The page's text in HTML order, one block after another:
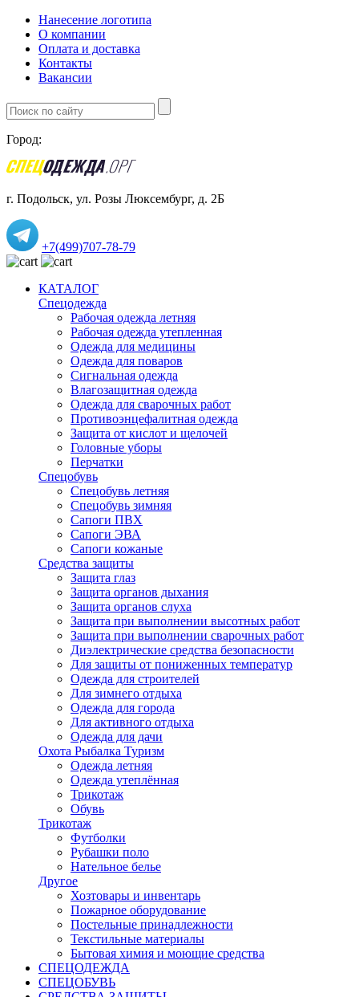
Нанесение логотипа
О компании
Оплата и доставка
Контакты
Вакансии
Город:
г. Подольск, ул. Розы Люксембург, д. 2Б
+7(499)707-78-79
КАТАЛОГ
Спецодежда
Рабочая одежда летняя
Рабочая одежда утепленная
Одежда для медицины
Одежда для поваров
Сигнальная одежда
Влагозащитная одежда
Одежда для сварочных работ
Противоэнцефалитная одежда
Защита от кислот и щелочей
Головные уборы
Перчатки
Спецобувь
Спецобувь летняя
Спецобувь зимняя
Сапоги ПВХ
Сапоги ЭВА
Сапоги кожаные
Средства защиты
Защита глаз
Защита органов дыхания
Защита органов слуха
Защита при выполнении высотных работ
Защита при выполнении сварочных работ
Диэлектрические средства безопасности
Для защиты от пониженных температур
Одежда для строителей
Для зимнего отдыха
Одежда для города
Для активного отдыха
Одежда для дачи
Охота Рыбалка Туризм
Одежда летняя
Одежда утеплённая
Трикотаж
Обувь
Трикотаж
Футболки
Рубашки поло
Нательное белье
Другое
Хозтовары и инвентарь
Пожарное оборудование
Постельные принадлежности
Текстильные материалы
Бытовая химия и моющие средства
СПЕЦОДЕЖДА
СПЕЦОБУВЬ